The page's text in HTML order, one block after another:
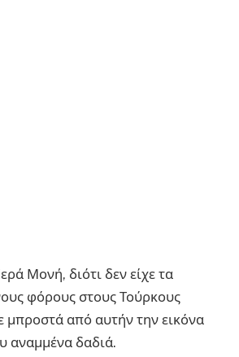
Μονή, διότι δεν είχε τα
φόρους στους Τούρκους
μπροστά από αυτήν την εικόνα
αναμμένα δαδιά.